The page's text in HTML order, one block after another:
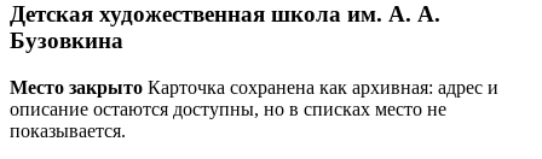
Детская художественная школа им. А. А.
Бузовкина
Место закрыто Карточка сохранена как архивная: адрес и
описание остаются доступны, но в списках место не
показывается.